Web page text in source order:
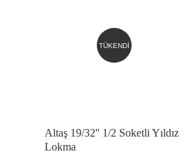
TÜKENDİ
Altaş 19/32'' 1/2 Soketli Yıldız
Lokma